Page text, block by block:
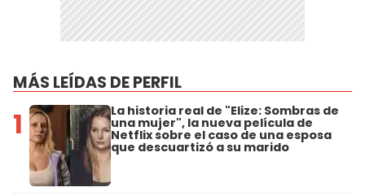
MÁS LEÍDAS DE PERFIL
1 La historia real de "Elize: Sombras de
una mujer", la nueva película de
Netflix sobre el caso de una esposa
que descuartizó a su marido